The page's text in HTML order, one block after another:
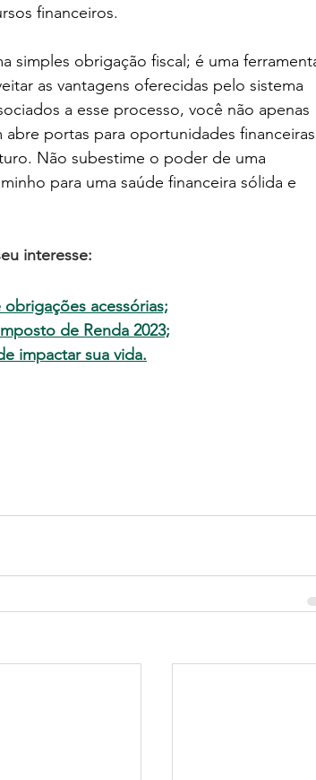
financeiros.
simples obrigação fiscal; é uma
as vantagens oferecidas pelo sistema
a esse processo, você não apenas
abre portas para oportunidades
Não subestime o poder de uma
para uma saúde financeira sólida e
interesse:
acessórias;
de Renda 2023;
impactar sua vida.